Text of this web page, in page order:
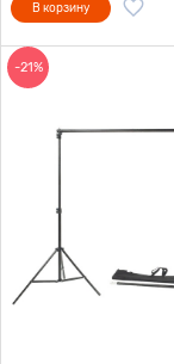
В корзину
-21%